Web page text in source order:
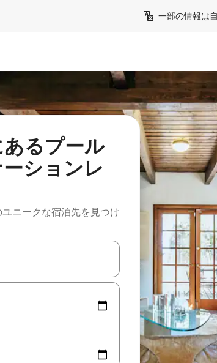
一部の情報は
るプール
ションレ
ニークな宿泊先を見つけ
、上下の矢印キーを使って移動するか、画面をタッチ